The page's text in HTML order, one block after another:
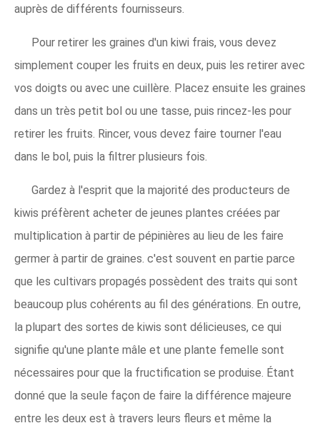
auprès de différents fournisseurs.
Pour retirer les graines d'un kiwi frais, vous devez
simplement couper les fruits en deux, puis les retirer avec
vos doigts ou avec une cuillère. Placez ensuite les graines
dans un très petit bol ou une tasse, puis rincez-les pour
retirer les fruits. Rincer, vous devez faire tourner l'eau
dans le bol, puis la filtrer plusieurs fois.
Gardez à l'esprit que la majorité des producteurs de
kiwis préfèrent acheter de jeunes plantes créées par
multiplication à partir de pépinières au lieu de les faire
germer à partir de graines. c'est souvent en partie parce
que les cultivars propagés possèdent des traits qui sont
beaucoup plus cohérents au fil des générations. En outre,
la plupart des sortes de kiwis sont délicieuses, ce qui
signifie qu'une plante mâle et une plante femelle sont
nécessaires pour que la fructification se produise. Étant
donné que la seule façon de faire la différence majeure
entre les deux est à travers leurs fleurs et même la